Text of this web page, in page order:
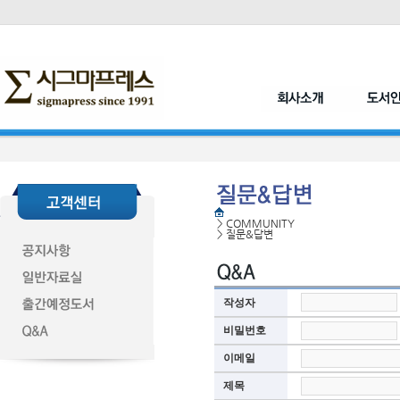
> COMMUNITY
> 질문&답변
작성자
비밀번호
이메일
제목